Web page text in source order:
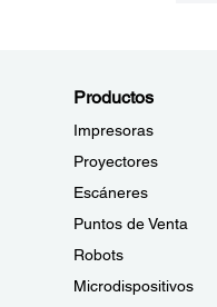
Productos
Impresoras
Proyectores
Escáneres
Puntos de Venta
Robots
Microdispositivos